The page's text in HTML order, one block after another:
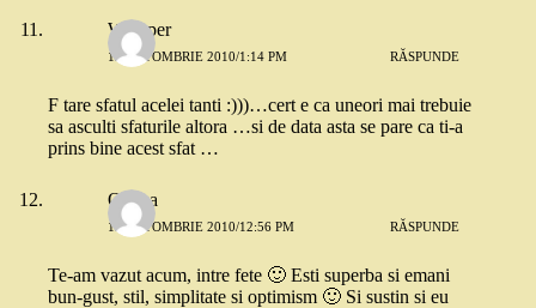
Whisper
12 OCTOMBRIE 2010/1:14 PM RĂSPUNDE
F tare sfatul acelei tanti :)))…cert e ca uneori mai trebuie
sa asculti sfaturile altora …si de data asta se pare ca ti-a
prins bine acest sfat …
Onitza
13 OCTOMBRIE 2010/12:56 PM RĂSPUNDE
Te-am vazut acum, intre fete 🙂 Esti superba si emani
bun-gust, stil, simplitate si optimism 🙂 Si sustin si eu